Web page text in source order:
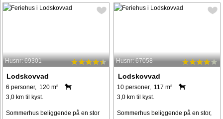
Husnr: 69301
Lodskovvad
6 personer, 120 m²
3,0 km til kyst.
Sommerhus beliggende på en stor
Husnr: 67058
Lodskovvad
10 personer, 117 m²
3,0 km til kyst.
Sommerhus beliggende på en stor,